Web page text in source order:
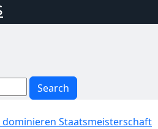
Search
Staatsmeisterschaft